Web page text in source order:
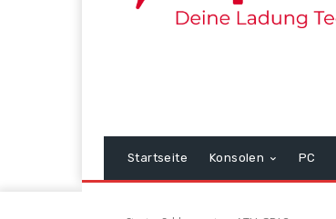
Startseite Konsolen PC